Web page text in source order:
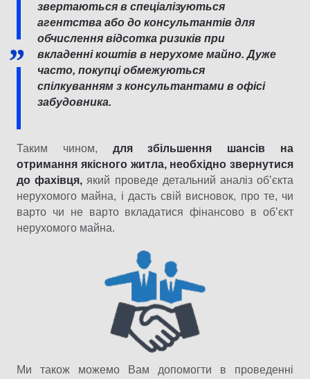
звертаються в спеціалізуються
агентства або до консультантів для
обчислення відсотка ризиків при
вкладенні коштів в нерухоме майно. Дуже
часто, покупці обмежуються
спілкуванням з консультантами в офісі
забудовника.
Таким чином, для збільшення шансів на
отримання якісного житла, необхідно звернутися
до фахівця, який проведе детальний аналіз об’єкта
нерухомого майна, і дасть свій висновок, про те, чи
варто чи не варто вкладатися фінансово в об’єкт
нерухомого майна.
Ми також можемо Вам допомогти в проведенні